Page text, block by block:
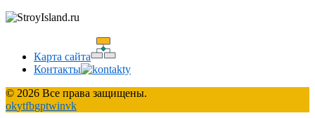
Карта сайта
Контакты
© 2026 Все права защищены.
okytfbgptwinvk